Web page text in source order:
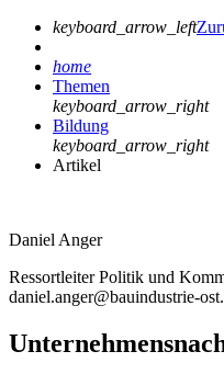
keyboard_arrow_left
home
Themen
keyboard_arrow_right
Bildung
keyboard_arrow_right
Artikel
Daniel Anger
Ressortleiter Politik und
daniel.anger@bauindustrie-